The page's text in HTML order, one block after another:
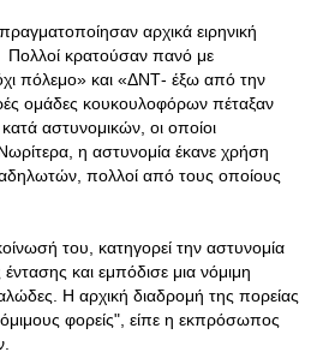
αρχικά ειρηνική
κρατούσαν πανό με
πόλεμο» και «ΔΝΤ- έξω από την
ομάδες κουκουλοφόρων πέταξαν
αστυνομικών, οι οποίοι
η αστυνομία έκανε χρήση
πολλοί από τους οποίους
του, κατηγορεί την αστυνομία
και εμπόδισε μια νόμιμη
Η αρχική διαδρομή της πορείας
φορείς", είπε η εκπρόσωπος